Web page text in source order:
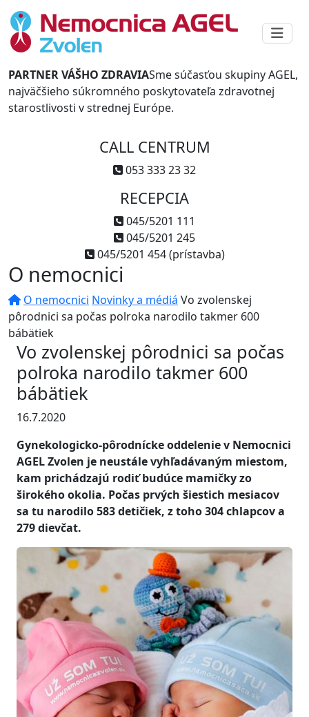
PARTNER VÁŠHO ZDRAVIASme súčasťou skupiny AGEL,
najväčšieho súkromného poskytovateľa zdravotnej
starostlivosti v strednej Európe.
CALL CENTRUM
053 333 23 32
RECEPCIA
045/5201 111
045/5201 245
045/5201 454 (prístavba)
O nemocnici
O nemocnici Novinky a médiá Vo zvolenskej
pôrodnici sa počas polroka narodilo takmer 600
bábätiek
Vo zvolenskej pôrodnici sa počas
polroka narodilo takmer 600
bábätiek
16.7.2020
Gynekologicko-pôrodnícke oddelenie v Nemocnici
AGEL Zvolen je neustále vyhľadávaným miestom,
kam prichádzajú rodiť budúce mamičky zo
širokého okolia. Počas prvých šiestich mesiacov
sa tu narodilo 583 detičiek, z toho 304 chlapcov a
279 dievčat.